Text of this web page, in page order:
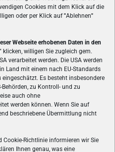
Cookies mit dem Klick auf die
oder per Klick auf"Ablehnen"
Webseite erhobenen Daten in den
klicken, willigen Sie zugleich gem.
verarbeitet werden. Die USA werden
Land mit einem nach EU-Standards
Es besteht insbesondere
zu Kontroll- und zu
auch ohne
werden können. Wenn Sie auf
beschriebene Übermittlung nicht
Cookie-Richtlinie informieren wir Sie
Ihnen genau, was eine
UNS
ist das älteste Online-
bringt täglich aktuelle News,
Konsolenspielen, Gaming-
Welt des e-Sport's.